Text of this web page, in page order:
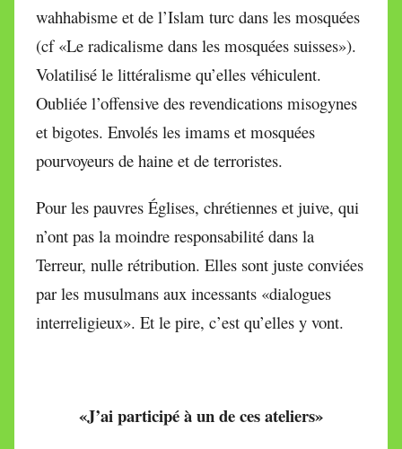
wahhabisme et de l’Islam turc dans les mosquées
(cf «Le radicalisme dans les mosquées suisses»).
Volatilisé le littéralisme qu’elles véhiculent.
Oubliée l’offensive des revendications misogynes
et bigotes. Envolés les imams et mosquées
pourvoyeurs de haine et de terroristes.
Pour les pauvres Églises, chrétiennes et juive, qui
n’ont pas la moindre responsabilité dans la
Terreur, nulle rétribution. Elles sont juste conviées
par les musulmans aux incessants «dialogues
interreligieux». Et le pire, c’est qu’elles y vont.
«J’ai participé à un de ces ateliers»